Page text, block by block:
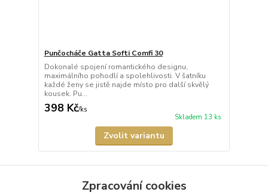
Punčocháče Gatta Softi Comfi 30
Dokonalé spojení romantického designu,
maximálního pohodlí a spolehlivosti. V šatníku
každé ženy se jistě najde místo pro další skvělý
kousek. Pu...
398 Kč/ks
Skladem 13 ks
Zvolit variantu
Zpracování cookies